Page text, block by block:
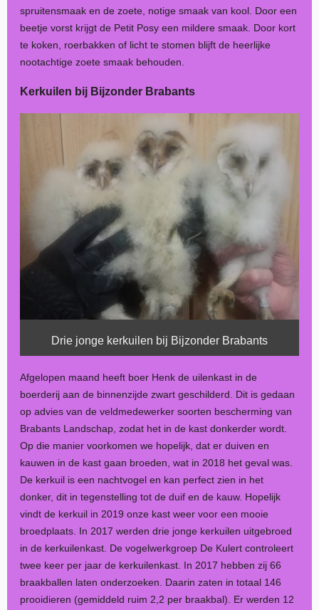
spruitensmaak en de zoete, notige smaak van kool. Door een
beetje vorst krijgt de Petit Posy een mildere smaak. Door kort
te koken, roerbakken of licht te stomen blijft de heerlijke
nootachtige zoete smaak behouden.
Kerkuilen bij Bijzonder Brabants
Drie jonge kerkuilen bij Bijzonder Brabants
Afgelopen maand heeft boer Henk de uilenkast in de
boerderij aan de binnenzijde zwart geschilderd. Dit is gedaan
op advies van de veldmedewerker soorten bescherming van
Brabants Landschap, zodat het in de kast donkerder wordt.
Op die manier voorkomen we hopelijk, dat er duiven en
kauwen in de kast gaan broeden, wat in 2018 het geval was.
De kerkuil is een nachtvogel en kan perfect zien in het
donker, dit in tegenstelling tot de duif en de kauw. Hopelijk
vindt de kerkuil in 2019 onze kast weer voor een mooie
broedplaats. In 2017 werden drie jonge kerkuilen uitgebroed
in de kerkuilenkast. De vogelwerkgroep De Kulert controleert
twee keer per jaar de kerkuilenkast. In 2017 hebben zij 66
braakballen laten onderzoeken. Daarin zaten in totaal 146
prooidieren (gemiddeld ruim 2,2 per braakbal). Er werden 12